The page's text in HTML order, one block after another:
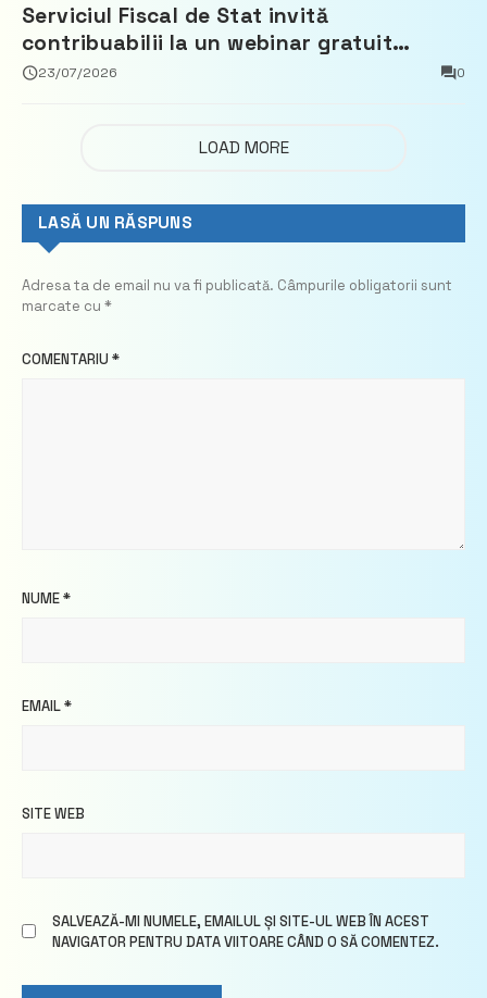
Serviciul Fiscal de Stat invită
contribuabilii la un webinar gratuit
privind calculul impozitului pe bunurile
23/07/2026 0
LOAD MORE
LASĂ UN RĂSPUNS
Adresa ta de email nu va fi publicată. Câmpurile obligatorii sunt
marcate cu *
COMENTARIU *
NUME*
EMAIL*
SITE WEB
SALVEAZĂ-MI NUMELE, EMAILUL ȘI SITE-UL WEB ÎN ACEST
NAVIGATOR PENTRU DATA VIITOARE CÂND O SĂ COMENTEZ.